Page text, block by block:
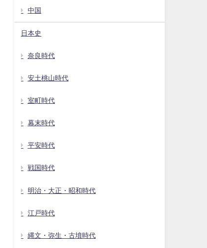
中国
日本史
奈良時代
安土桃山時代
室町時代
幕末時代
平安時代
戦国時代
明治・大正・昭和時代
江戸時代
縄文・弥生・古墳時代